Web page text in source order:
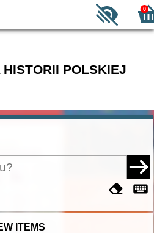
0
POLSKIEJ
ITEMS